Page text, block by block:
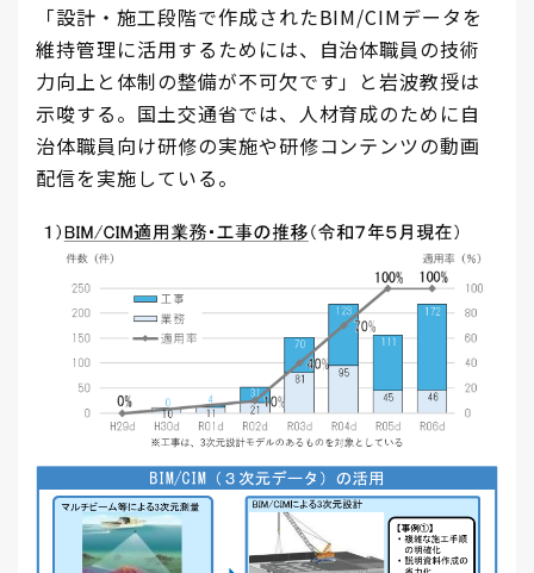
「設計・施工段階で作成されたBIM/CIMデータを
維持管理に活用するためには、自治体職員の技術
力向上と体制の整備が不可欠です」と岩波教授は
示唆する。国土交通省では、人材育成のために自
治体職員向け研修の実施や研修コンテンツの動画
配信を実施している。